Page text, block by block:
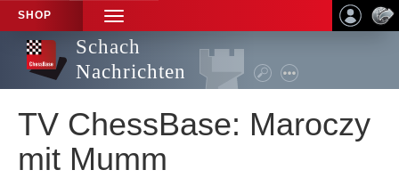
SHOP
TOGGLE
NAVIGATION
Schach
Nachrichten
TV ChessBase: Maroczy
mit Mumm